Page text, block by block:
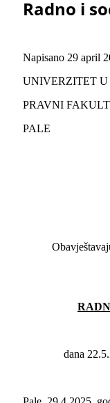
Radno i
Napisano 29 april
UNIVERZITET
PRAVNI
PALE
dana